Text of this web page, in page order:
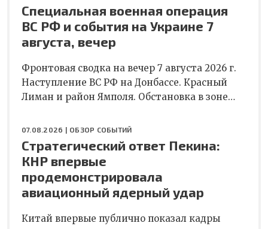
Специальная военная операция
ВС РФ и события на Украине 7
августа, вечер
Фронтовая сводка на вечер 7 августа 2026 г.
Наступление ВС РФ на Донбассе. Красный
Лиман и район Ямполя. Обстановка в зоне…
07.08.2026 | ОБЗОР СОБЫТИЙ
Стратегический ответ Пекина:
КНР впервые
продемонстрировала
авиационный ядерный удар
Китай впервые публично показал кадры